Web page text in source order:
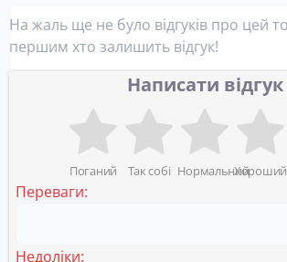
На жаль ще не було відгуків про цей
першим хто залишить відгук!
Написати відгук
Поганий Так собі НормальнийХороший
Переваги:
Недоліки: